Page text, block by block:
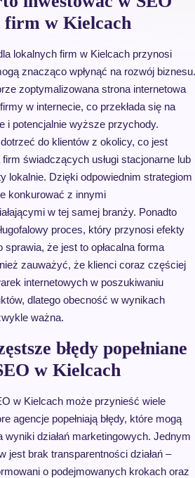
firm w Kielcach
lokalnych firm w Kielcach przynosi
znacząco wpłynąć na rozwój biznesu.
zoptymalizowana strona internetowa
w internecie, co przekłada się na
i potencjalnie wyższe przychody.
do klientów z okolicy, co jest
świadczących usługi stacjonarne lub
lokalnie. Dzięki odpowiednim strategiom
konkurować z innymi
w tej samej branży. Ponadto
proces, który przynosi efekty
sprawia, że jest to opłacalna forma
zauważyć, że klienci coraz częściej
internetowych w poszukiwaniu
dlatego obecność w wynikach
ważna.
błędy popełniane
w Kielcach
w Kielcach może przynieść wiele
agencje popełniają błędy, które mogą
wyniki działań marketingowych. Jednym
jest brak transparentności działań –
o podejmowanych krokach oraz